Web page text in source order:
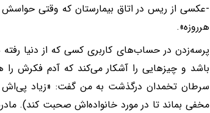
-عکسی از ریس در اتاق بیمارستان که وقتی حواسش
هرروزه».
پرسه‌زدن در حساب‌های کاربری کسی که از دنیا
باشد و چیزهایی را آشکار می‌کند که آدم فکرش
سرطان تخمدان درگذشت به من گفت: «زیاد پی‌اش
مخفی بماند تا در مورد خانواده‌اش صحبت کند).